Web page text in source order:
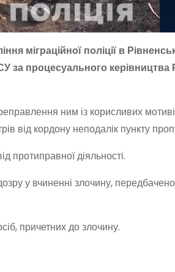
міграційної поліції в
за процесуального керівництва
ним із корисливих
від кордону неподалік пункту
діяльності.
у вчиненні злочину,
причетних до злочину.